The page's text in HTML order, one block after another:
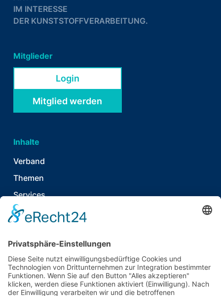
IM INTERESSE
DER KUNSTSTOFFVERARBEITUNG.
Mitglieder
Login
Mitglied werden
Inhalte
Verband
Themen
Services
News & Publikationen
Kontakt
T
06021 920 374 7